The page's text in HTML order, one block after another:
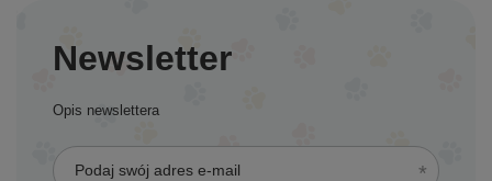
Newsletter
Opis newslettera
Podaj swój adres e-mail